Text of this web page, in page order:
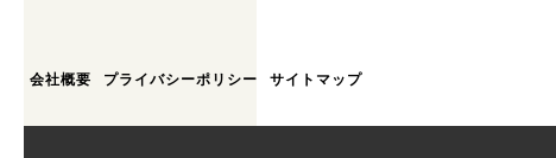
会社概要 プライバシーポリシー サイトマップ